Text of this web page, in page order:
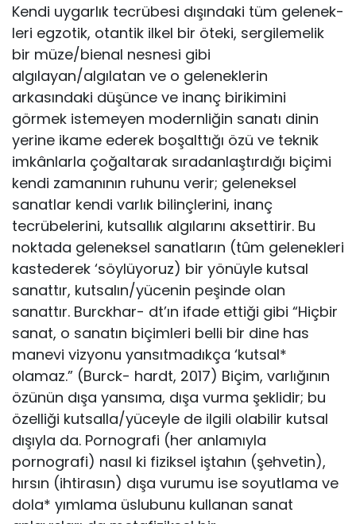
Kendi uygarlık tecrübesi dışındaki tüm gelenek­
leri egzotik, otantik ilkel bir öteki, sergilemelik
bir müze/bienal nesnesi gibi
algılayan/algılatan ve o geleneklerin
arkasındaki dü­şünce ve inanç birikimini
görmek istemeyen modernliğin sana­tı dinin
yerine ikame ederek boşalttığı özü ve teknik
imkânlarla çoğaltarak sıradanlaştırdığı biçimi
kendi zamanının ruhunu ve­rir; geleneksel
sanatlar kendi varlık bilinçlerini, inanç
tecrübele­rini, kutsallık algılarını aksettirir. Bu
noktada geleneksel sanat­ların (tûm gelenekleri
kastederek ‘söylüyoruz) bir yönüyle kut­sal
sanattır, kutsalın/yücenin peşinde olan
sanattır. Burckhar- dt’ın ifade ettiği gibi “Hiçbir
sanat, o sanatın biçimleri belli bir dine has
manevi vizyonu yansıtmadıkça ‘kutsal*
olamaz.” (Burck- hardt, 2017) Biçim, varlığının
özünün dışa yansıma, dışa vurma şeklidir; bu
özelliği kutsalla/yüceyle de ilgili olabilir kutsal
dışıyla da. Pornografi (her anlamıyla
pornografi) nasıl ki fiziksel iştahın (şehvetin),
hırsın (ihtirasın) dışa vurumu ise soyutlama ve
dola* yımlama üslubunu kullanan sanat